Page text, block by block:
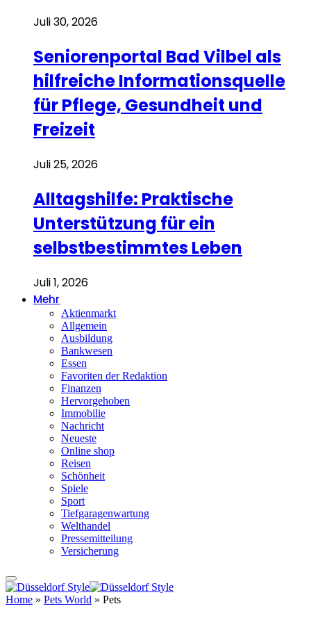
Juli 30, 2026
Seniorenportal Bad Vilbel als
hilfreiche Informationsquelle
für Pflege, Gesundheit und
Freizeit
Juli 25, 2026
Alltagshilfe: Praktische
Unterstützung für ein
selbstbestimmtes Leben
Juli 1, 2026
Mehr
Aktienmarkt
Allgemein
Ausbildung
Bankwesen
Essen
Favoriten der Redaktion
Finanzen
Hervorgehoben
Immobilie
Nachricht
Neueste
Online shop
Reisen
Schönheit
Spiele
Sport
Tiefgaragenwartung
Welthandel
Pressemitteilung
Versicherung
Home » Pets World » Pets